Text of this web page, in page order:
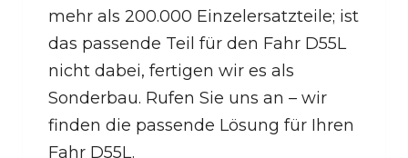
mehr als 200.000 Einzelersatzteile; ist
das passende Teil für den Fahr D55L
nicht dabei, fertigen wir es als
Sonderbau. Rufen Sie uns an – wir
finden die passende Lösung für Ihren
Fahr D55L.